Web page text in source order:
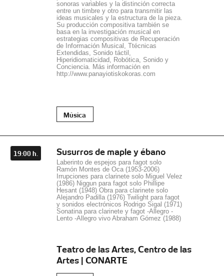
sonoras variables y la distinción correcta
entre un timbre y otro para transmitir las
ideas musicales y la estructura de la pieza.
Su producción compositiva también se
basa en la investigación musical en
estrategias compositivas de Recuperación
de Información Musical, Ttécnicas
Extendidas, Sonido táctil,
Hiperidiomaticidad, Robótica, Sonido y
Conciencia. Más información en
http://www.panayiotiskokoras.com
Música
19:00 h. Susurros de maple y ébano
Laberinto de espejos para fagot solo
Ramón Montes de Oca (1953-2006)
Irrupciones para clarinete solo Miguel Velez
(1986) Niggun para fagot solo Phillipe
Hesant (1948) Obra para clarinete solo
Alejandro Padilla (1976) Twilight para fagot
y sonidos electrónicos Rodrigo Sigal (1971)
Sonatina para clarinete y fagot -Allegro -
Lento -Allegro vivo Abraham Gómez (1988)
Teatro de las Artes, Centro de las
Artes | CONARTE